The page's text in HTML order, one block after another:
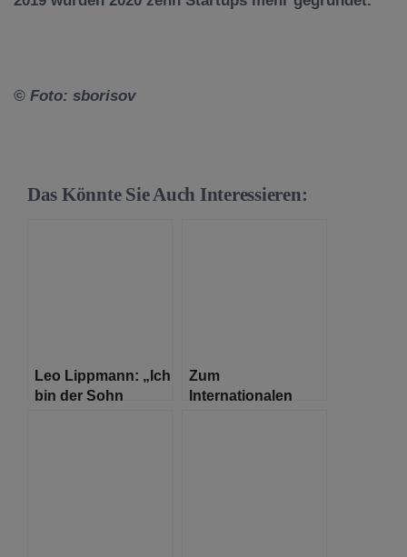
© Foto: sborisov
Das Könnte Sie Auch Interessieren:
Leo Lippmann: „Ich
bin der Sohn
Zum
Internationalen